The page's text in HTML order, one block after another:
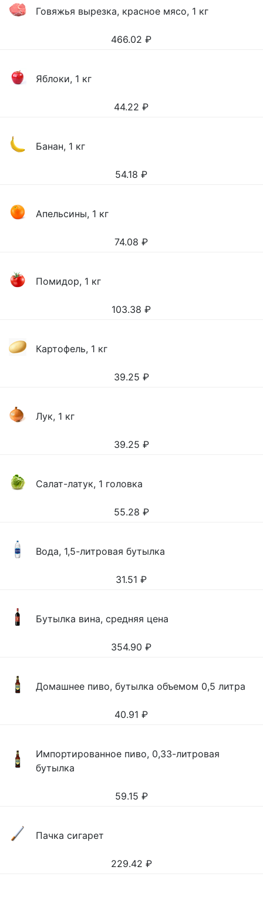
Говяжья вырезка, красное мясо, 1 кг
466.02 ₽
Яблоки, 1 кг
44.22 ₽
Банан, 1 кг
54.18 ₽
Апельсины, 1 кг
74.08 ₽
Помидор, 1 кг
103.38 ₽
Картофель, 1 кг
39.25 ₽
Лук, 1 кг
39.25 ₽
Салат-латук, 1 головка
55.28 ₽
Вода, 1,5-литровая бутылка
31.51 ₽
Бутылка вина, средняя цена
354.90 ₽
Домашнее пиво, бутылка объемом 0,5 литра
40.91 ₽
Импортированное пиво, 0,33-литровая
бутылка
59.15 ₽
Пачка сигарет
229.42 ₽